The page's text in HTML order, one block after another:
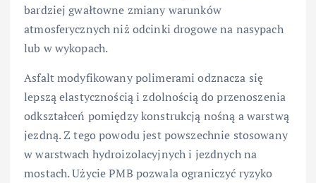
bardziej gwałtowne zmiany warunków
atmosferycznych niż odcinki drogowe na nasypach
lub w wykopach.
Asfalt modyfikowany polimerami odznacza się
lepszą elastycznością i zdolnością do przenoszenia
odkształceń pomiędzy konstrukcją nośną a warstwą
jezdną. Z tego powodu jest powszechnie stosowany
w warstwach hydroizolacyjnych i jezdnych na
mostach. Użycie PMB pozwala ograniczyć ryzyko